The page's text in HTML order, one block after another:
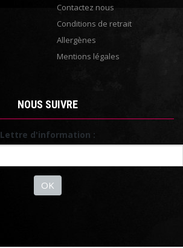
Contactez nous
Conditions de retrait
Allergènes
Mentions légales
NOUS SUIVRE
Lettre d'information :
OK